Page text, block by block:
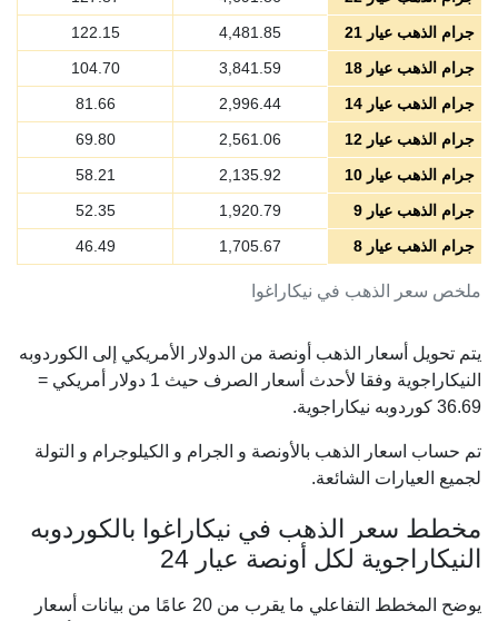
ملخص سعر الذهب في نيكاراغوا
جرام الذهب عيار 21
4,481.85
122.15
جرام الذهب عيار 18
3,841.59
104.70
جرام الذهب عيار 14
2,996.44
81.66
جرام الذهب عيار 12
2,561.06
69.80
جرام الذهب عيار 10
2,135.92
58.21
جرام الذهب عيار 9
1,920.79
52.35
جرام الذهب عيار 8
1,705.67
46.49
يتم تحويل أسعار الذهب أونصة من الدولار الأمريكي إلى الكوردوبه
النيكاراجوية وفقا لأحدث أسعار الصرف حيث 1 دولار أمريكي =
36.69 كوردوبه نيكاراجوية.
تم حساب اسعار الذهب بالأونصة و الجرام و الكيلوجرام و التولة
لجميع العيارات الشائعة.
مخطط سعر الذهب في نيكاراغوا بالكوردوبه
النيكاراجوية لكل أونصة عيار 24
يوضح المخطط التفاعلي ما يقرب من 20 عامًا من بيانات أسعار